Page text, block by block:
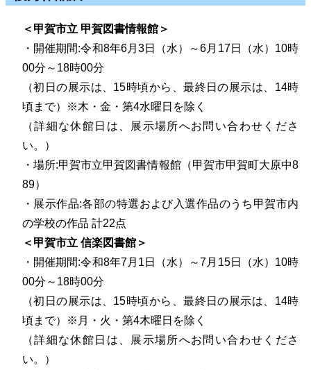
＜甲賀市立 甲賀図書情報館＞
・開催期間:令和8年6月3日（水）～6月17日（水）10時
00分～18時00分
（初日の展示は、15時頃から、最終日の展示は、14時
頃まで）※木・金・第4水曜日を除く
（詳細な休館日は、展示場所へお問い合わせくださ
い。）
・場所:甲賀市立甲賀図書情報館（甲賀市甲賀町大原中8
89）
・展示作品:各部の特選および入選作品のうち甲賀市内
の学校の作品 計22点
＜甲賀市立 信楽図書館＞
・開催期間:令和8年7月1日（水）～7月15日（水）10時
00分～18時00分
（初日の展示は、15時頃から、最終日の展示は、14時
頃まで）※月・火・第4木曜日を除く
（詳細な休館日は、展示場所へお問い合わせくださ
い。）